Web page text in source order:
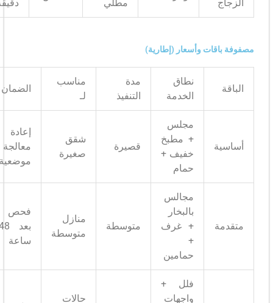
مطلي دقيقة
وأسعار (إطارية)
الخدمة
مدة
التنفيذ
مناسب
لـ
الضمان
+ مطبخ
خفيف +
قصيرة
صغيرة
معالجة
موضعية
+ غرف
متوسطة
متوسطة
ساعة